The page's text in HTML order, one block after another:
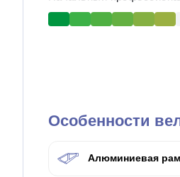
Особенности
Алюминиевая